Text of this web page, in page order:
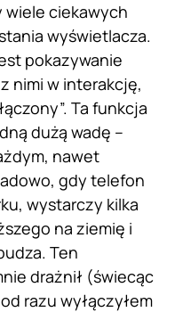
ciekawych
wyświetlacza.
pokazywanie
nimi w interakcję,
Ta funkcja
dużą wadę –
nawet
gdy telefon
wystarczy kilka
na ziemię i
Ten
drażnił (świecąc
razu wyłączyłem